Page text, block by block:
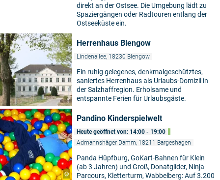
direkt an der Ostsee. Die Umgebung lädt zu
Spaziergängen oder Radtouren entlang der
Ostseeküste ein.
Herrenhaus Blengow
Lindenallee, 18230 Blengow
Ein ruhig gelegenes, denkmalgeschütztes,
saniertes Herrenhaus als Urlaubs-Domizil in
der Salzhaffregion. Erholsame und
entspannte Ferien für Urlaubsgäste.
©
Pandino Kinderspielwelt
Heute geöffnet von: 14:00 - 19:00
Admannshäger Damm, 18211 Bargeshagen
Panda Hüpfburg, GoKart-Bahnen für Klein
(ab 3 Jahren) und Groß, Donatglider, Ninja
Parcours, Kletterturm, Wabbelberg: Auf 3.200